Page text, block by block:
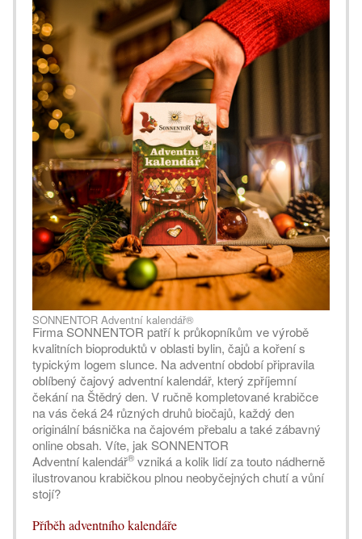
SONNENTOR Adventní kalendář®
Firma SONNENTOR patří k průkopníkům ve výrobě
kvalitních bioproduktů v oblasti bylin, čajů a koření s
typickým logem slunce. Na adventní období připravila
oblíbený čajový adventní kalendář, který zpříjemní
čekání na Štědrý den. V ručně kompletované krabičce
na vás čeká 24 různých druhů biočajů, každý den
originální básnička na čajovém přebalu a také zábavný
online obsah. Víte, jak SONNENTOR
Adventní kalendář® vzniká a kolik lidí za touto nádherně
ilustrovanou krabičkou plnou neobyčejných chutí a vůní
stojí?
Příběh adventního kalendáře